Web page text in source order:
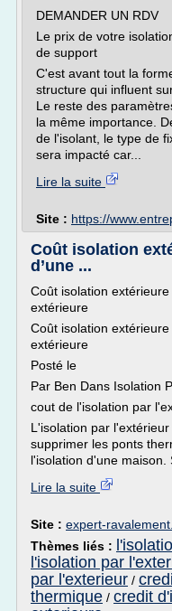
DEMANDER UN RDV
Le prix de votre
de support
C'est avant tout la
structure qui influent
Le reste des
la même importance.
de l'isolant, le type de
sera impacté car...
Lire la suite
Site : https://
Coût isolation
d’une ...
Coût isolation
extérieure
Coût isolation
extérieure
Posté le
Par Ben Dans Isolation
cout de l'isolation par
L'isolation par
supprimer les ponts
l'isolation d'une maison.
Lire la suite
Site : expert-
Thèmes liés :
l'isolation par
par l'exterieur /
thermique / credit